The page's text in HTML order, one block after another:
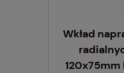
Wkład
120x75mm